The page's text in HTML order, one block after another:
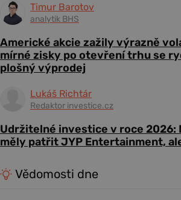
Timur Barotov
analytik BHS
Americké akcie zažily výrazně
mírné zisky po otevření trhu se
plošný výprodej
Lukáš Richtár
Redaktor investice.cz
Udržitelné investice v roce 2026:
měly patřit JYP Entertainment,
Vědomosti dne